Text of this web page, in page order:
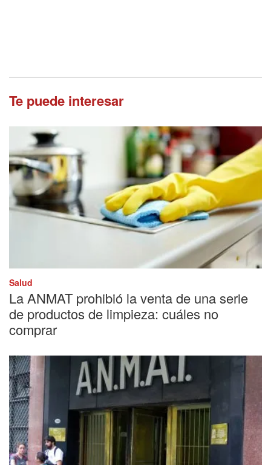
Te puede interesar
Salud
La ANMAT prohibió la venta de una serie
de productos de limpieza: cuáles no
comprar